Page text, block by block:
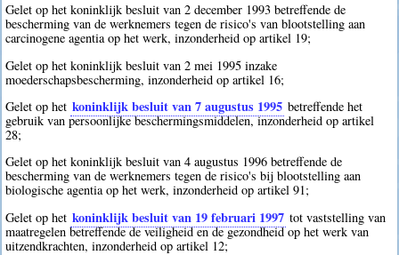
Gelet op het koninklijk besluit van 2 december 1993 betreffende de
bescherming van de werknemers tegen de risico's van blootstelling aan
carcinogene agentia op het werk, inzonderheid op artikel 19;
Gelet op het koninklijk besluit van 2 mei 1995 inzake
moederschapsbescherming, inzonderheid op artikel 16;
Gelet op het koninklijk besluit van 7 augustus 1995 betreffende het
gebruik van persoonlijke beschermingsmiddelen, inzonderheid op artikel
28;
Gelet op het koninklijk besluit van 4 augustus 1996 betreffende de
bescherming van de werknemers tegen de risico's bij blootstelling aan
biologische agentia op het werk, inzonderheid op artikel 91;
Gelet op het koninklijk besluit van 19 februari 1997 tot vaststelling van
maatregelen betreffende de veiligheid en de gezondheid op het werk van
uitzendkrachten, inzonderheid op artikel 12;